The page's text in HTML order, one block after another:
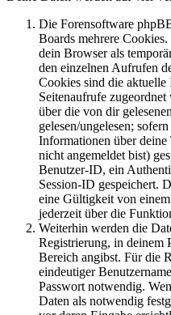
Die Forensoftware
Boards mehrere
dein Browser als
den einzelnen Aufrufen
Cookies sind die
Seitenaufrufe
über die von dir
gelesen/ungelesen;
Informationen über
nicht angemeldet bist)
Benutzer-ID, ein
Session-ID gespeichert.
eine Gültigkeit von
jederzeit über die
Weiterhin werden die
Registrierung, in deinem
Bereich angibst. Für die
eindeutiger
Passwort notwendig.
Daten als notwendig